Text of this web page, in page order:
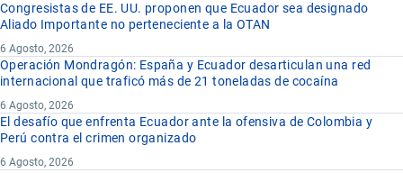
Congresistas de EE. UU. proponen que Ecuador sea designado
Aliado Importante no perteneciente a la OTAN
6 Agosto, 2026
Operación Mondragón: España y Ecuador desarticulan una red
internacional que traficó más de 21 toneladas de cocaína
6 Agosto, 2026
El desafío que enfrenta Ecuador ante la ofensiva de Colombia y
Perú contra el crimen organizado
6 Agosto, 2026